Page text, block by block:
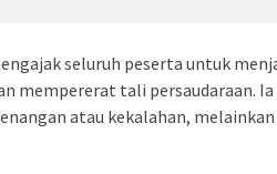
seluruh peserta untuk
mempererat tali persaudaraan.
atau kekalahan,